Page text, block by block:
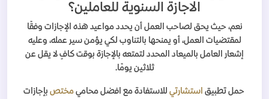
الاجازة السنوية للعاملين؟
نعم، حيث يحق لصاحب العمل أن يحدد مواعيد هذه الإجازات وفقًا
لمقتضيات العمل، أو يمنحها بالتناوب لكي يؤمن سير عمله، وعليه
إشعار العامل بالميعاد المحدد لتمتعه بالإجازة بوقت كافٍ لا يقل عن
ثلاثين يومًا.
حمل تطبيق استشارتي للاستفادة مع افضل محاميمختص بإجازات